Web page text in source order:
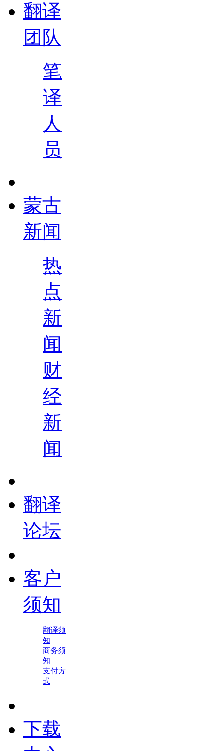
翻译
团队
笔
译
人
员
蒙古
新闻
热
点
新
闻
财
经
新
闻
翻译
论坛
客户
须知
翻译须
知
商务须
知
支付方
式
下载